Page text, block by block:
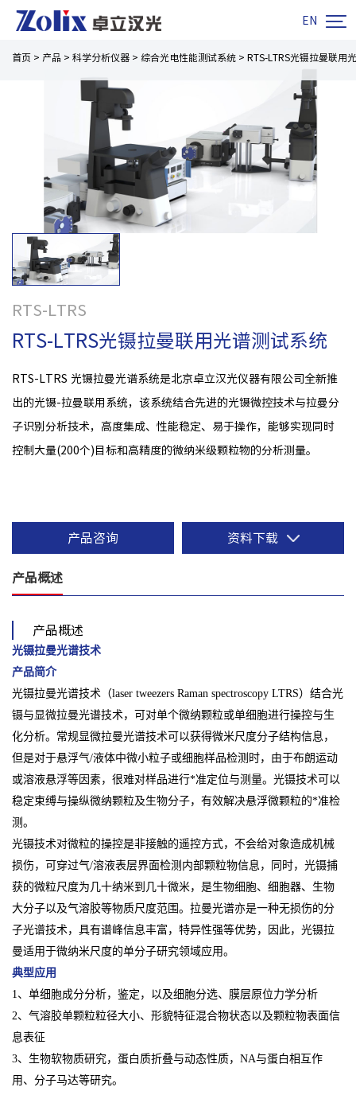
EN 
首页 > 产品 > 科学分析仪器 > 综合光电性能测试系统 > RTS-LTRS光镊拉曼联用
RTS-LTRS
RTS-LTRS光镊拉曼联用光谱测试系统
RTS-LTRS 光镊拉曼光谱系统是北京卓立汉光仪器有限公司全新推
出的光镊-拉曼联用系统，该系统结合先进的光镊微控技术与拉曼分
子识别分析技术，高度集成、性能稳定、易于操作，能够实现同时
控制大量(200个)目标和高精度的微纳米级颗粒物的分析测量。
产品咨询 资料下载
产品概述
产品概述
光镊拉曼光谱技术
产品简介
光镊拉曼光谱技术（laser tweezers Raman spectroscopy LTRS）结合光
镊与显微拉曼光谱技术，可对单个微纳颗粒或单细胞进行操控与生
化分析。常规显微拉曼光谱技术可以获得微米尺度分子结构信息，
但是对于悬浮气/液体中微小粒子或细胞样品检测时，由于布朗运动
或溶液悬浮等因素，很难对样品进行*准定位与测量。光镊技术可以
稳定束缚与操纵微纳颗粒及生物分子，有效解决悬浮微颗粒的*准检
测。
光镊技术对微粒的操控是非接触的遥控方式，不会给对象造成机械
损伤，可穿过气/溶液表层界面检测内部颗粒物信息，同时，光镊捕
获的微粒尺度为几十纳米到几十微米，是生物细胞、细胞器、生物
大分子以及气溶胶等物质尺度范围。拉曼光谱亦是一种无损伤的分
子光谱技术，具有谱峰信息丰富，特异性强等优势，因此，光镊拉
曼适用于微纳米尺度的单分子研究领域应用。
典型应用
1、单细胞成分分析，鉴定，以及细胞分选、膜层原位力学分析
2、气溶胶单颗粒粒径大小、形貌特征混合物状态以及颗粒物表面信
息表征
3、生物软物质研究，蛋白质折叠与动态性质，NA与蛋白相互作
用、分子马达等研究。